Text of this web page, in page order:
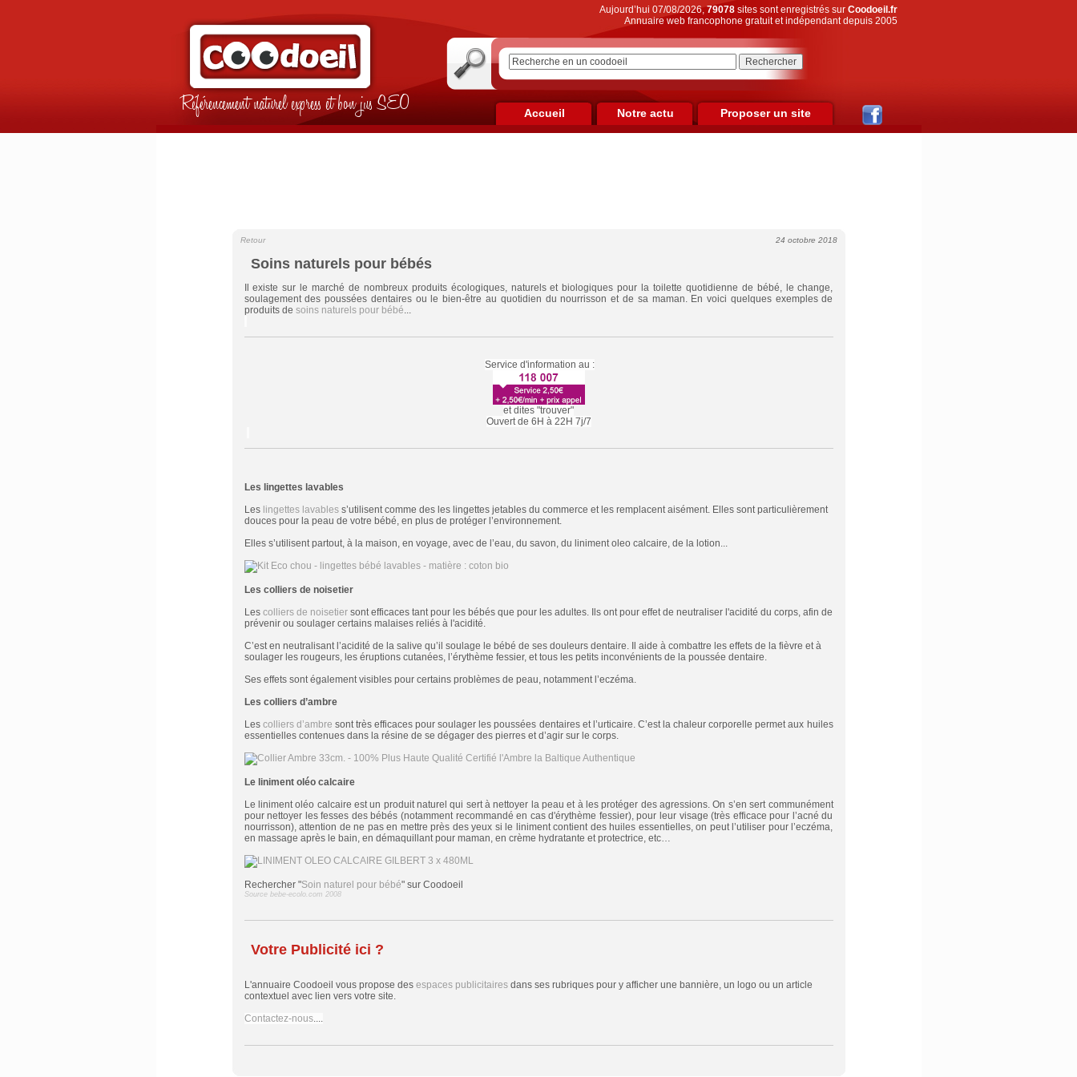
Référencement naturel express et bon jus SEO
Aujourd’hui 07/08/2026,79078sites sont enregistrés sur Coodoeil.fr
Annuaire web francophone gratuit et indépendant depuis 2005
Accueil Notre actu Proposer un site
Soins naturels pour bébés
Retour 24 octobre 2018
Il existe sur le marché de nombreux produits écologiques, naturels et biologiques pour la toilette quotidienne de bébé, le change,
soulagement des poussées dentaires ou le bien-être au quotidien du nourrisson et de sa maman. En voici quelques exemples de
produits de soins naturels pour bébé...
Service d'information au :
et dites "trouver"
Ouvert de 6H à 22H 7j/7
Les lingettes lavables
Les lingettes lavabless’utilisent comme des les lingettes jetables du commerce et les remplacent aisément. Elles sont particulièrement
douces pour la peau de votre bébé, en plus de protéger l’environnement.
Elles s’utilisent partout, à la maison, en voyage, avec de l’eau, du savon, du liniment oleo calcaire, de la lotion...
Les colliers de noisetier
Les colliers de noisetiersont efficaces tant pour les bébés que pour les adultes. Ils ont pour effet de neutraliser l'acidité du corps, afin de
prévenir ou soulager certains malaises reliés à l'acidité.
C’est en neutralisant l’acidité de la salive qu’il soulage le bébé de ses douleurs dentaire. Il aide à combattre les effets de la fièvre et à
soulager les rougeurs, les éruptions cutanées, l’érythème fessier, et tous les petits inconvénients de la poussée dentaire.
Ses effets sont également visibles pour certains problèmes de peau, notamment l’eczéma.
Les colliers d’ambre
Les colliers d’ambre sont très efficaces pour soulager les poussées dentaires et l’urticaire. C’est la chaleur corporelle permet aux huiles
essentielles contenues dans la résine de se dégager des pierres et d’agir sur le corps.
Le liniment oléo calcaire
Le liniment oléo calcaire est un produit naturel qui sert à nettoyer la peau et à les protéger des agressions. On s’en sert communément
pour nettoyer les fesses des bébés (notamment recommandé en cas d'érythème fessier), pour leur visage (très efficace pour l’acné du
nourrisson), attention de ne pas en mettre près des yeux si le liniment contient des huiles essentielles, on peut l’utiliser pour l’eczéma,
en massage après le bain, en démaquillant pour maman, en crème hydratante et protectrice, etc…
Rechercher "Soin naturel pour bébé" sur Coodoeil
Source bebe-ecolo.com 2008
Votre Publicité ici ?
L'annuaire Coodoeil vous propose des espaces publicitairesdans ses rubriques pour y afficher une bannière, un logo ou un article
contextuel avec lien vers votre site.
Contactez-nous....